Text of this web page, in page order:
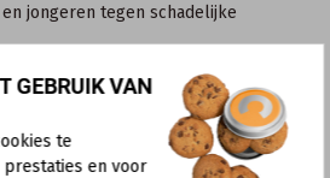
jongeren tegen schadelijke
oproepen van IP-adressen
geblokkeerd. Hieronder leggen
je filterlijsten aanlegt voor
module ‘Websites met inhoud
GEBRUIK VAN
te
en voor